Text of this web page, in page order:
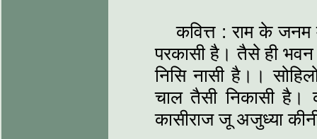
कवित्त : राम के जनम
परकासी है। तैसे ही
निसि नासी है।।
चाल तैसी निकासी
कासीराज जू अजुध्या